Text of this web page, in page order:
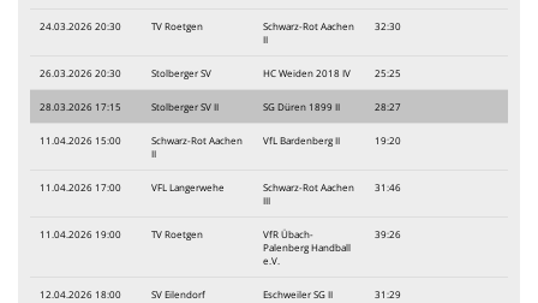
24.03.2026 20:30 TV Roetgen
Schwarz-Rot Aachen
II
32:30
26.03.2026 20:30 Stolberger SV HC Weiden 2018 IV 25:25
28.03.2026 17:15 Stolberger SV II SG Düren 1899 II 28:27
11.04.2026 15:00
Schwarz-Rot Aachen
II
VfL Bardenberg II 19:20
11.04.2026 17:00 VFL Langerwehe
Schwarz-Rot Aachen
III
31:46
11.04.2026 19:00 TV Roetgen
VfR Übach-
Palenberg Handball
e.V.
39:26
12.04.2026 18:00 SV Eilendorf Eschweiler SG II 31:29